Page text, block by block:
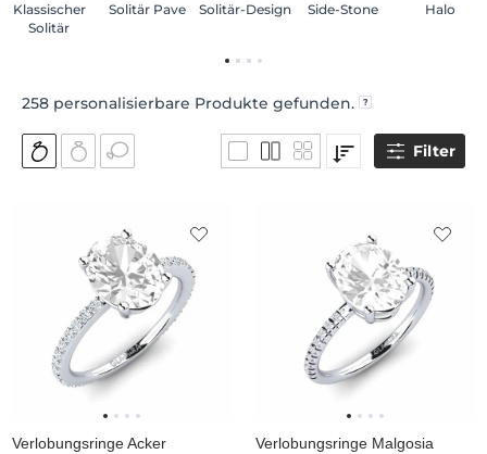
Klassischer
Solitär
Solitär Pave Solitär-Design Side-Stone Halo
258 personalisierbare Produkte gefunden.
Filter
Verlobungsringe Acker Verlobungsringe Malgosia